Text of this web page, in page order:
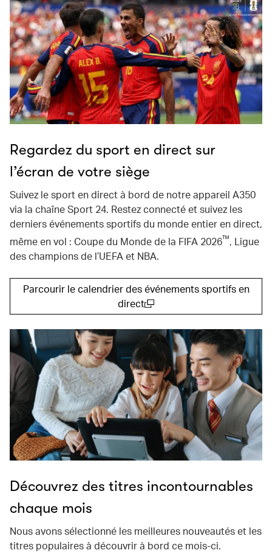
Regardez du sport en direct sur
l’écran de votre siège
Suivez le sport en direct à bord de notre appareil A350
via la chaîne Sport 24. Restez connecté et suivez les
derniers événements sportifs du monde entier en direct,
même en vol : Coupe du Monde de la FIFA 2026™, Ligue
des champions de l’UEFA et NBA.
Parcourir le calendrier des événements sportifs en
direct
(open in a new window)
Découvrez des titres incontournables
chaque mois
Nous avons sélectionné les meilleures nouveautés et les
titres populaires à découvrir à bord ce mois-ci.